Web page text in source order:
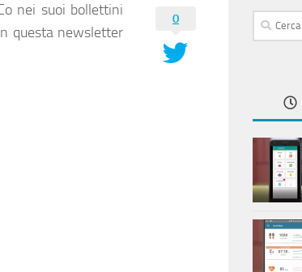
nei suoi bollettini
questa newsletter
0
Ricerca
per: